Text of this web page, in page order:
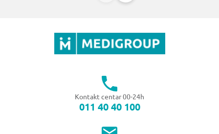
Kontakt centar 00-24h
011 40 40 100